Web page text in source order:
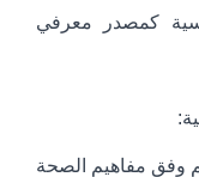
كمصدر معرفي
وفق مفاهيم الصحة